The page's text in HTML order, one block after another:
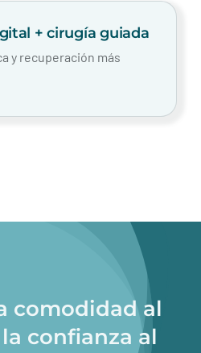
+ cirugía guiada
y recuperación más
comodidad al
confianza al